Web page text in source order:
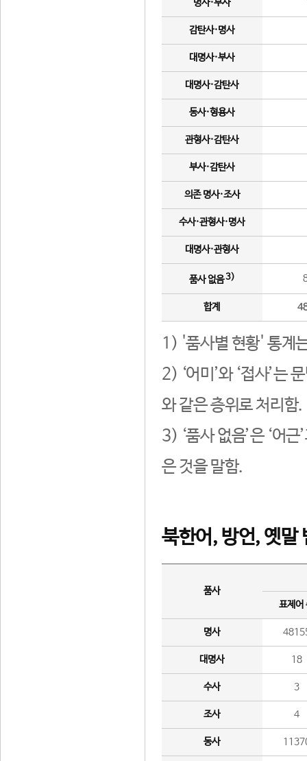
명사·부사
감탄사·명사
대명사·부사
대명사·감탄사
동사·형용사
관형사·감탄사
부사·감탄사
의존 명사·조사
수사·관형사·명사
대명사·관형사
품사 없음3)
합계
1) '품사별 현황' 통계
2) ‘어미’와 ‘접사’는
와 같은 층위로 처리함.
3) ‘품사 없음’은 ‘어
은 것을 말함.
북한어, 방언, 옛말
품사
표제어
명사
대명사 18
수사 3
조사 4
동사